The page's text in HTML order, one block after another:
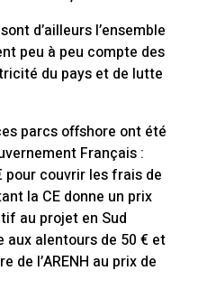
d’ailleurs l’ensemble
peu à peu compte des
du pays et de lutte
parcs offshore ont été
Français :
couvrir les frais de
la CE donne un prix
au projet en Sud
aux alentours de 50 € et
de l’ARENH au prix de